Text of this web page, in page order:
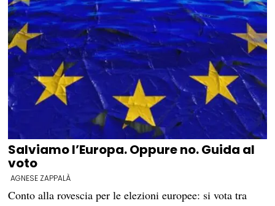
Salviamo l’Europa. Oppure no. Guida al
voto
AGNESE ZAPPALÀ
Conto alla rovescia per le elezioni europee: si vota tra